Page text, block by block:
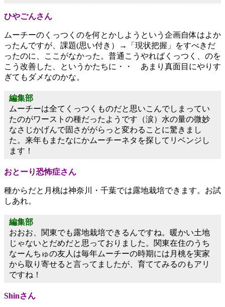
ひやごんさん
ムーチーのくっつくのを何とかしようという企画自体はよか
ったんですが、課題(思い付き）→「現状把握」をすべきだ
ったのに、ここがなかった。普通こうやればくっつく、のを
こう改善した、というかたちに・・ あまり真面目にやりす
ぎてもダメなのかな。
編集部
ムーチーは全てくっつくものだと思いこんでしまってい
たのがワーストの種だったようです（涙）水の量の微妙
なさじかげんで固さががらっと変わることに驚きまし
た。来年もまたなにかムーチーネタを探してリベンジし
ます！
おとーり恐怖症さん
種からだと月桃は神奈川・千葉では露地栽培できます。お試
しあれ。
編集部
おおお、関東でも露地栽培できるんですね。暖かい土地
じゃないとだめだと思っておりました。関東在住のうち
なーんちゅの友人は毎年ムーチーの時期には月桃を実家
から取り寄せると言ってましたが、育ててみるのもアリ
ですね！
Shinさん